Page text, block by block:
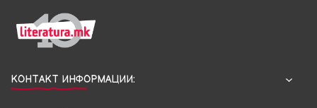
КОНТАКТ ИНФОРМАЦИИ: